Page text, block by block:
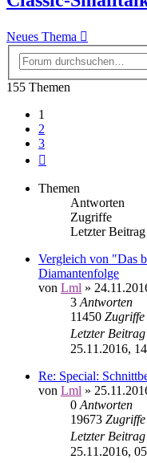
Neues Thema
155 Themen
1
2
3
Themen
Antworten
Zugriffe
Letzter Beitrag
Vergleich von "Das
Diamantenfolge
von Lml »
3 Antworten
11450 Zugriffe
Letzter Beitrag
25.11.2016,
Re: Special:
von Lml »
0 Antworten
19673 Zugriffe
Letzter Beitrag
25.11.2016,